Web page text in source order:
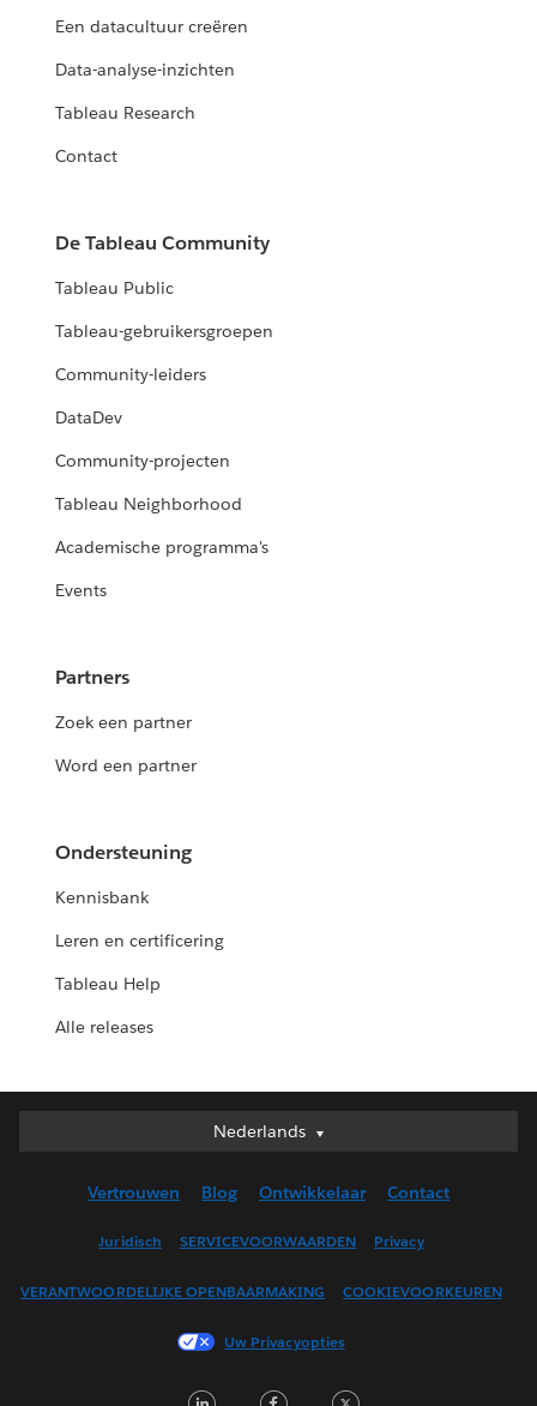
Een datacultuur creëren
Data-analyse-inzichten
Tableau Research
Contact
De Tableau Community
Tableau Public
Tableau-gebruikersgroepen
Community-leiders
DataDev
Community-projecten
Tableau Neighborhood
Academische programma's
Events
Partners
Zoek een partner
Word een partner
Ondersteuning
Kennisbank
Leren en certificering
Tableau Help
Alle releases
Nederlands
Nederlands
English (UK)
Français (Canada)
Français (France)
日本語
Vertrouwen Blog Ontwikkelaar Contact
Juridisch SERVICEVOORWAARDEN Privacy
VERANTWOORDELIJKE OPENBAARMAKING COOKIEVOORKEUREN
Uw Privacyopties